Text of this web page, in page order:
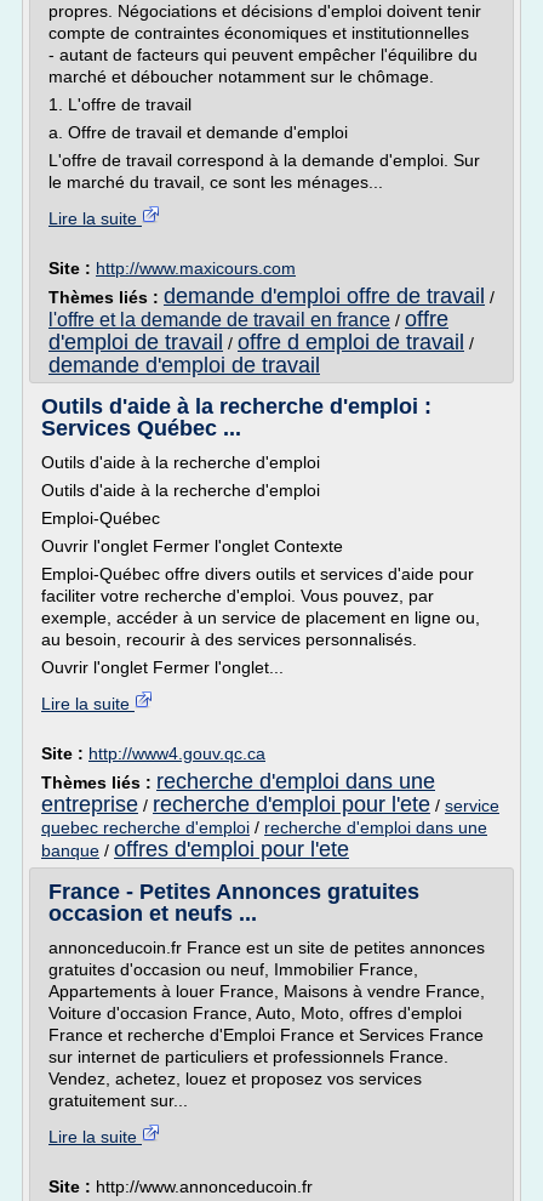
propres. Négociations et décisions d'emploi doivent tenir
compte de contraintes économiques et institutionnelles
- autant de facteurs qui peuvent empêcher l'équilibre du
marché et déboucher notamment sur le chômage.
1. L'offre de travail
a. Offre de travail et demande d'emploi
L'offre de travail correspond à la demande d'emploi. Sur
le marché du travail, ce sont les ménages...
Lire la suite
Site : http://www.maxicours.com
Thèmes liés : demande d'emploi offre de travail /
l'offre et la demande de travail en france / offre
d'emploi de travail / offre d emploi de travail /
demande d'emploi de travail
Outils d'aide à la recherche d'emploi :
Services Québec ...
Outils d'aide à la recherche d'emploi
Outils d'aide à la recherche d'emploi
Emploi-Québec
Ouvrir l'onglet Fermer l'onglet Contexte
Emploi-Québec offre divers outils et services d'aide pour
faciliter votre recherche d'emploi. Vous pouvez, par
exemple, accéder à un service de placement en ligne ou,
au besoin, recourir à des services personnalisés.
Ouvrir l'onglet Fermer l'onglet...
Lire la suite
Site : http://www4.gouv.qc.ca
Thèmes liés : recherche d'emploi dans une
entreprise / recherche d'emploi pour l'ete / service
quebec recherche d'emploi / recherche d'emploi dans une
banque / offres d'emploi pour l'ete
France - Petites Annonces gratuites
occasion et neufs ...
annonceducoin.fr France est un site de petites annonces
gratuites d'occasion ou neuf, Immobilier France,
Appartements à louer France, Maisons à vendre France,
Voiture d'occasion France, Auto, Moto, offres d'emploi
France et recherche d'Emploi France et Services France
sur internet de particuliers et professionnels France.
Vendez, achetez, louez et proposez vos services
gratuitement sur...
Lire la suite
Site : http://www.annonceducoin.fr